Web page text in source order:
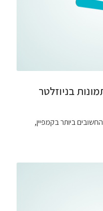
בניוזלטר
ביותר בקמפיין,